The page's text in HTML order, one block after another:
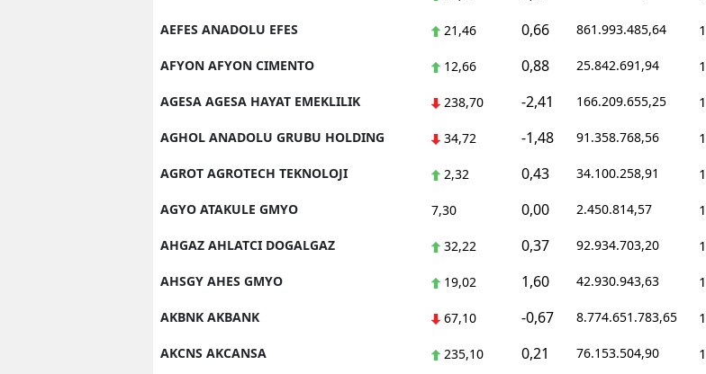
AEFES ANADOLU EFES 21,46 0,66 861.993.485,64
AFYON AFYON CIMENTO 12,66 0,88 25.842.691,94
AGESA AGESA HAYAT EMEKLILIK 238,70 -2,41 166.209.655,25
AGHOL ANADOLU GRUBU HOLDING 34,72 -1,48 91.358.768,56
AGROT AGROTECH TEKNOLOJI 2,32 0,43 34.100.258,91
AGYO ATAKULE GMYO 7,30 0,00 2.450.814,57
AHGAZ AHLATCI DOGALGAZ 32,22 0,37 92.934.703,20
AHSGY AHES GMYO 19,02 1,60 42.930.943,63
AKBNK AKBANK 67,10 -0,67 8.774.651.783,65
AKCNS AKCANSA 235,10 0,21 76.153.504,90